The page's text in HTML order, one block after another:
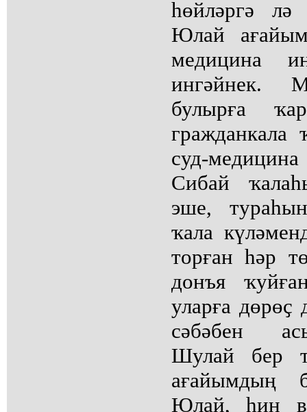
һөйләргә лә
Юлай
медицина
ингәйнек.
булырға
суд-
Сибай
эше,
ҡала
торған һәр
донъя
уларға дөрөҫ
сәбәбен
Шулай бер
ағайымдың
Юлай, һин